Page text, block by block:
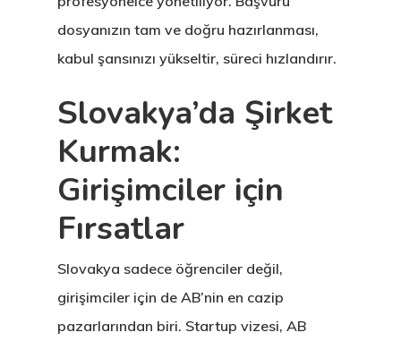
dosyanızın tam ve doğru hazırlanması,
kabul şansınızı yükseltir, süreci hızlandırır.
Slovakya’da Şirket
Kurmak:
Girişimciler için
Fırsatlar
Slovakya sadece öğrenciler değil,
girişimciler için de AB’nin en cazip
pazarlarından biri. Startup vizesi, AB